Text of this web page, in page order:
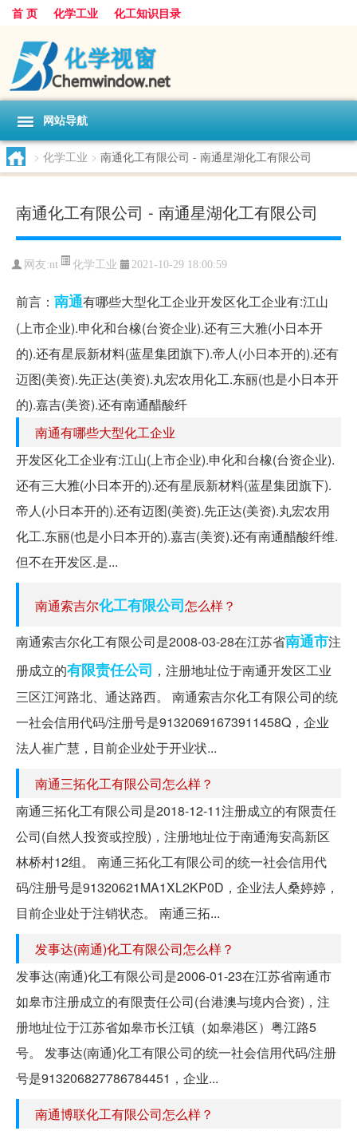
首 页 化学工业 化工知识目录
网站导航
> 化学工业 > 南通化工有限公司 - 南通星湖化工有限公司
南通化工有限公司 - 南通星湖化工有限公司
网友:nt 化学工业 2021-10-29 18:00:59
前言： 南通有哪些大型化工企业开发区化工企业有:江山
(上市企业).申化和台橡(台资企业).还有三大雅(小日本开
的).还有星辰新材料(蓝星集团旗下).帝人(小日本开的).还有
迈图(美资).先正达(美资).丸宏农用化工.东丽(也是小日本开
的).嘉吉(美资).还有南通醋酸纤
南通有哪些大型化工企业
开发区化工企业有:江山(上市企业).申化和台橡(台资企业).
还有三大雅(小日本开的).还有星辰新材料(蓝星集团旗下).
帝人(小日本开的).还有迈图(美资).先正达(美资).丸宏农用
化工.东丽(也是小日本开的).嘉吉(美资).还有南通醋酸纤维.
但不在开发区.是...
南通索吉尔化工有限公司怎么样？
南通索吉尔化工有限公司是2008-03-28在江苏省南通市注
册成立的有限责任公司 ，注册地址位于南通开发区工业
三区江河路北、通达路西。 南通索吉尔化工有限公司的统
一社会信用代码/注册号是91320691673911458Q，企业
法人崔广慧，目前企业处于开业状...
南通三拓化工有限公司怎么样？
南通三拓化工有限公司是2018-12-11注册成立的有限责任
公司(自然人投资或控股)，注册地址位于南通海安高新区
林桥村12组。 南通三拓化工有限公司的统一社会信用代
码/注册号是91320621MA1XL2KP0D，企业法人桑婷婷，
目前企业处于注销状态。 南通三拓...
发事达(南通)化工有限公司怎么样？
发事达(南通)化工有限公司是2006-01-23在江苏省南通市
如皋市注册成立的有限责任公司(台港澳与境内合资)，注
册地址位于江苏省如皋市长江镇（如皋港区）粤江路5
号。 发事达(南通)化工有限公司的统一社会信用代码/注册
号是913206827786784451，企业...
南通博联化工有限公司怎么样？